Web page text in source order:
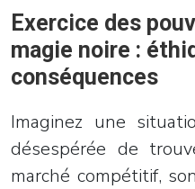
Exercice des
magie noire :
conséquences
Imaginez une
désespérée de
marché compétitif,